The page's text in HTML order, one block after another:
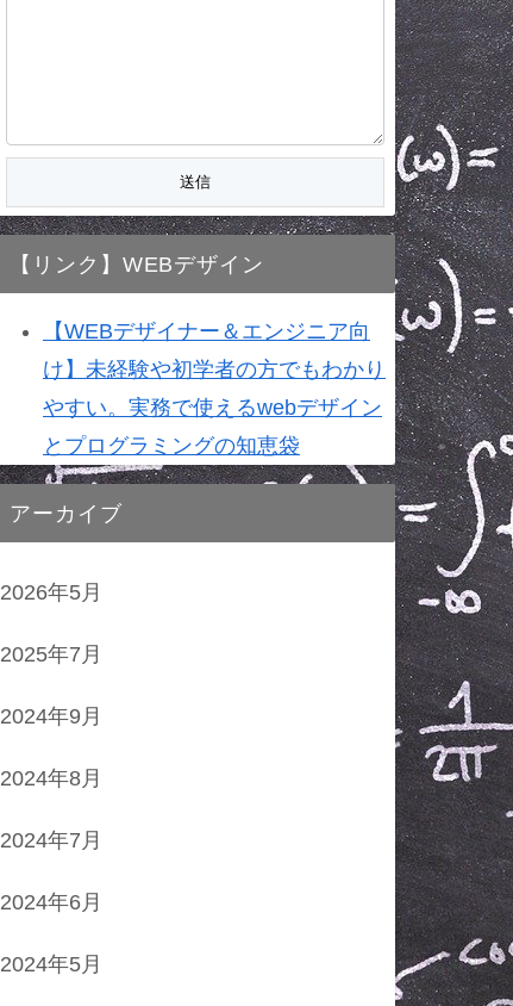
【リンク】WEBデザイン
【WEBデザイナー＆エンジニア向
け】未経験や初学者の方でもわかり
やすい。実務で使えるwebデザイン
とプログラミングの知恵袋
アーカイブ
2026年5月
2025年7月
2024年9月
2024年8月
2024年7月
2024年6月
2024年5月